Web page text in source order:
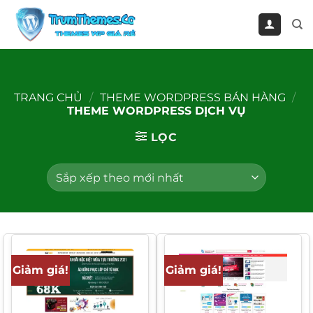
qua
TRANG CHỦ / THEME WORDPRESS BÁN HÀNG /
THEME WORDPRESS DỊCH VỤ
LỌC
Giảm giá! Giảm giá!